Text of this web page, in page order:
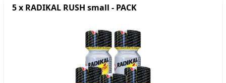
5 x RADIKAL RUSH small - PACK